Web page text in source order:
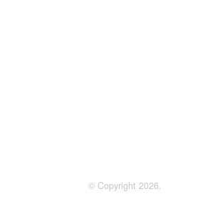
© Copyright 2026.